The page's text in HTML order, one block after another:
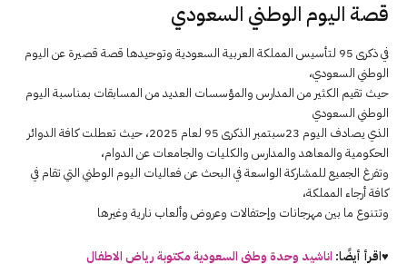
قصة اليوم الوطني السعودي
في ذكرى 95 لتأسيس المملكة العربية السعودية وتوحيدها قصة قصيرة عن اليوم
الوطني السعودي،
حيث تقيم الكثير من المدارس والمؤسسات العديد من المسابقات بمناسبة اليوم
الوطني السعودي
الذي يصادف اليوم 23سبتمبر الذكرى 95 لعام 2025، حيث تعطلت كافة الدوائر
الحكومية والمعاهد والمدارس والكليات والجامعات عن الدوام،
وتفرغ الجميع للمشاركة الواسعة في البحث عن فعاليات اليوم الوطني التي تقام في
كافة أرجاء المملكة،
وتتنوع ما بين مهرجانات وإحتفالات وعروض وألعاب نارية وغيرها
♥اقرأ أيضًا: اناشيد وحدة وطني السعودية مكتوبة رياض الاطفال